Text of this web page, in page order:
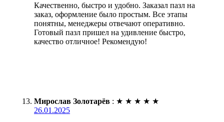
Качественно, быстро и удобно. Заказал пазл на
заказ, оформление было простым. Все этапы
понятны, менеджеры отвечают оперативно.
Готовый пазл пришел на удивление быстро,
качество отличное! Рекомендую!
Мирослав Золотарёв : ★ ★ ★ ★ ★
26.01.2025